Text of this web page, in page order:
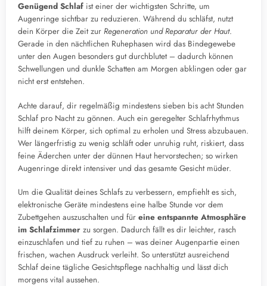
Genügend Schlaf ist einer der wichtigsten Schritte, um
Augenringe sichtbar zu reduzieren. Während du schläfst, nutzt
dein Körper die Zeit zur Regeneration und Reparatur der Haut.
Gerade in den nächtlichen Ruhephasen wird das Bindegewebe
unter den Augen besonders gut durchblutet – dadurch können
Schwellungen und dunkle Schatten am Morgen abklingen oder gar
nicht erst entstehen.
Achte darauf, dir regelmäßig mindestens sieben bis acht Stunden
Schlaf pro Nacht zu gönnen. Auch ein geregelter Schlafrhythmus
hilft deinem Körper, sich optimal zu erholen und Stress abzubauen.
Wer längerfristig zu wenig schläft oder unruhig ruht, riskiert, dass
feine Äderchen unter der dünnen Haut hervorstechen; so wirken
Augenringe direkt intensiver und das gesamte Gesicht müder.
Um die Qualität deines Schlafs zu verbessern, empfiehlt es sich,
elektronische Geräte mindestens eine halbe Stunde vor dem
Zubettgehen auszuschalten und für eine entspannte Atmosphäre
im Schlafzimmer zu sorgen. Dadurch fällt es dir leichter, rasch
einzuschlafen und tief zu ruhen – was deiner Augenpartie einen
frischen, wachen Ausdruck verleiht. So unterstützt ausreichend
Schlaf deine tägliche Gesichtspflege nachhaltig und lässt dich
morgens vital aussehen.